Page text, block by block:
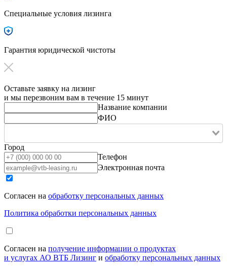
Специальные условия лизинга
Гарантия юридической чистоты
Оставьте заявку на лизинг
и мы перезвоним вам в течение 15 минут
Название компании
ФИО
Город
Телефон
Электронная почта
Согласен на обработку персональных данных
Политика обработки персональных данных
Согласен на получение информации о продуктах
и услугах АО ВТБ Лизинг и обработку персональных данных